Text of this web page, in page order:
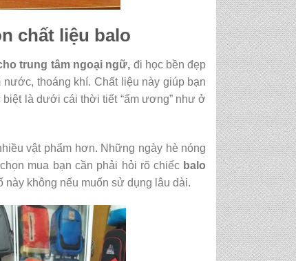
chất liệu balo
trung tâm ngoại ngữ, đi học bền đẹp
thoáng khí. Chất liệu này giúp bạn
là dưới cái thời tiết “ẩm ương” như ở
vật phẩm hơn. Những ngày hè nóng
mua bạn cần phải hỏi rõ chiếc balo
này không nếu muốn sử dụng lâu dài.